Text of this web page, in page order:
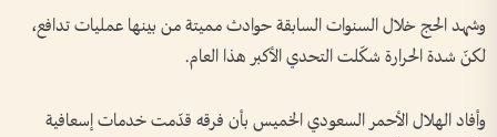
وشهد الحج خلال السنوات السابقة حوادث مميتة من بينها عمليات تدافع،
لكنّ شدة الحرارة شكّلت التحدي الأكبر هذا العام.
وأفاد الهلال الأحمر السعودي الخميس بأن فرقه قدّمت خدمات إسعافية